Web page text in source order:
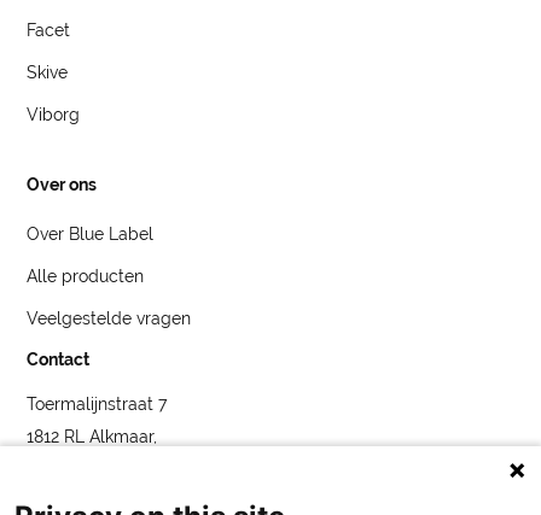
Facet
Skive
Viborg
Over ons
Over Blue Label
Alle producten
Veelgestelde vragen
Contact
Toermalijnstraat 7
1812 RL Alkmaar,
service@bybluelabel.com